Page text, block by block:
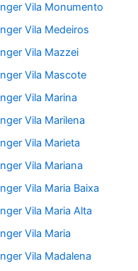
Vila Monumento
Vila Medeiros
Vila Mazzei
Vila Mascote
Vila Marina
Vila Marilena
Vila Marieta
Vila Mariana
Vila Maria Baixa
Vila Maria Alta
Vila Maria
Vila Madalena